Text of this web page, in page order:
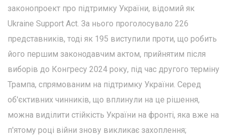
законопроект про підтримку України, відомий як
Ukraine Support Act. За нього проголосувало 226
представників, тоді як 195 виступили проти, що робить
його першим законодавчим актом, прийнятим після
виборів до Конгресу 2024 року, під час другого терміну
Трампа, спрямованим на підтримку України. Серед
об'єктивних чинників, що вплинули на це рішення,
можна виділити стійкість України на фронті, яка вже на
п'ятому році війни знову викликає захоплення;